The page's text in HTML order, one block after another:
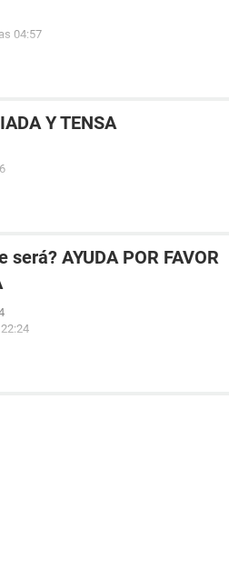
04:57
Y TENSA
AYUDA POR FAVOR